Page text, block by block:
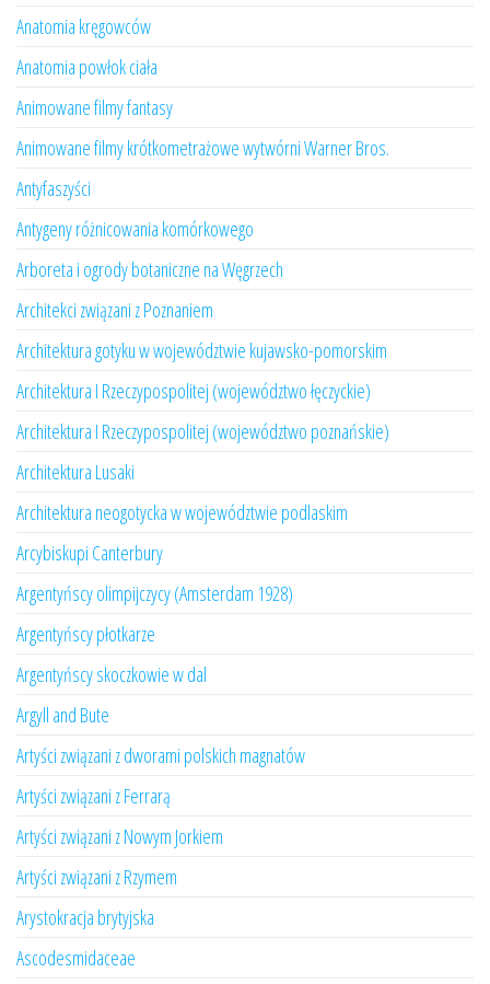
Anatomia kręgowców
Anatomia powłok ciała
Animowane filmy fantasy
Animowane filmy krótkometrażowe wytwórni Warner Bros.
Antyfaszyści
Antygeny różnicowania komórkowego
Arboreta i ogrody botaniczne na Węgrzech
Architekci związani z Poznaniem
Architektura gotyku w województwie kujawsko-pomorskim
Architektura I Rzeczypospolitej (województwo łęczyckie)
Architektura I Rzeczypospolitej (województwo poznańskie)
Architektura Lusaki
Architektura neogotycka w województwie podlaskim
Arcybiskupi Canterbury
Argentyńscy olimpijczycy (Amsterdam 1928)
Argentyńscy płotkarze
Argentyńscy skoczkowie w dal
Argyll and Bute
Artyści związani z dworami polskich magnatów
Artyści związani z Ferrarą
Artyści związani z Nowym Jorkiem
Artyści związani z Rzymem
Arystokracja brytyjska
Ascodesmidaceae